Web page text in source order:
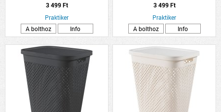
3 499 Ft
Praktiker
A bolthoz
Info
3 499 Ft
Praktiker
A bolthoz
Info